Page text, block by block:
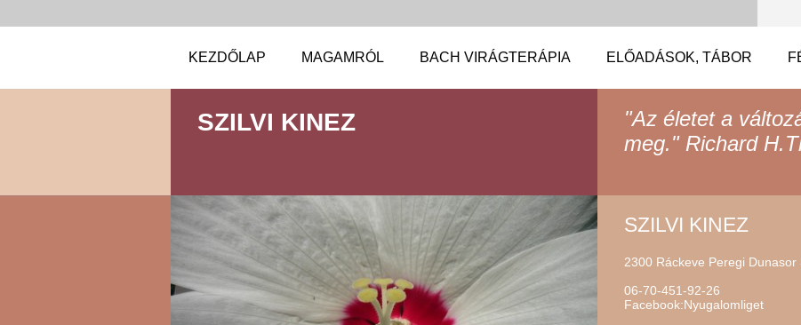
KEZDŐLAP MAGAMRÓL BACH VIRÁGTERÁPIA ELŐADÁSOK, TÁBOR
SZILVI KINEZ
"Az életet a
meg." Richard
SZILVI KINEZ
2300 Ráckeve Peregi Dunasor
06-70-451-92-26
Facebook:Nyugalomliget